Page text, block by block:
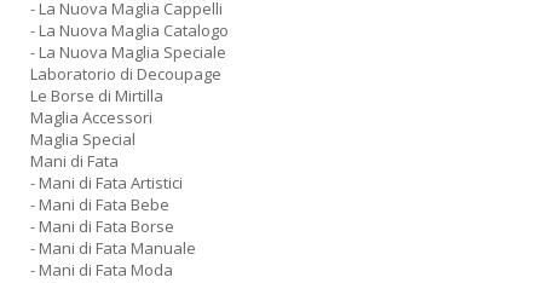
- La Nuova Maglia Cappelli
- La Nuova Maglia Catalogo
- La Nuova Maglia Speciale
Laboratorio di Decoupage
Le Borse di Mirtilla
Maglia Accessori
Maglia Special
Mani di Fata
- Mani di Fata Artistici
- Mani di Fata Bebe
- Mani di Fata Borse
- Mani di Fata Manuale
- Mani di Fata Moda